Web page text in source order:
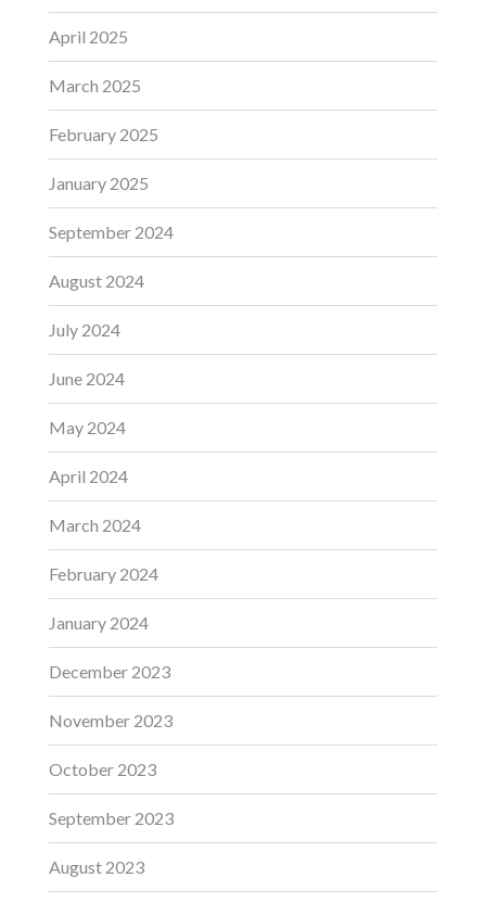
April 2025
March 2025
February 2025
January 2025
September 2024
August 2024
July 2024
June 2024
May 2024
April 2024
March 2024
February 2024
January 2024
December 2023
November 2023
October 2023
September 2023
August 2023